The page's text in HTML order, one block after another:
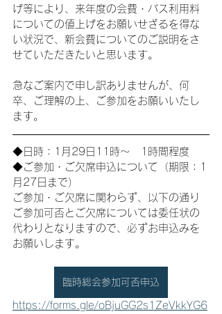
げ等により、来年度の会費・バス利用料
についての値上げをお願いせざるを得な
い状況で、新会費についてのご説明をさ
せていただきたいと思います。
急なご案内で申し訳ありませんが、何
卒、ご理解の上、ご参加をお願いいたし
ます。
◆日時：1月29日11時～　1時間程度
◆ご参加・ご欠席申込について（期限：1
月27日まで）
ご参加・ご欠席に関わらず、以下の通り
ご参加可否とご欠席については委任状の
代わりとなりますので、必ずお申込みを
お願いします。
臨時総会参加可否申込
https://forms.gle/oBjuGG2s1ZeVkkYG6